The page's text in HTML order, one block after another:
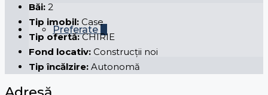
Preferate
Băi: 2
Tip imobil: Case
Tip ofertă: CHIRIE
Fond locativ: Construcții noi
Tip încălzire: Autonomă